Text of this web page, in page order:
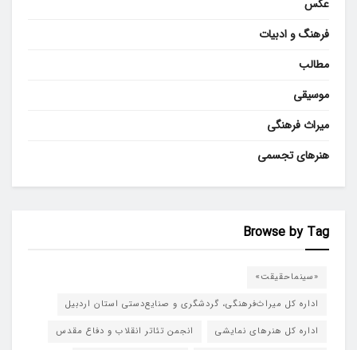
عکس
فرهنگ و ادبیات
مطالب
موسیقی
میراث فرهنگی
هنرهای تجسمی
Browse by Tag
«سینماحقیقت»
اداره کل میراث‌فرهنگی، گردشگری و صنایع‌دستی استان اردبیل
اداره کل هنرهای نمایشی
انجمن تئاتر انقلاب و دفاع مقدس